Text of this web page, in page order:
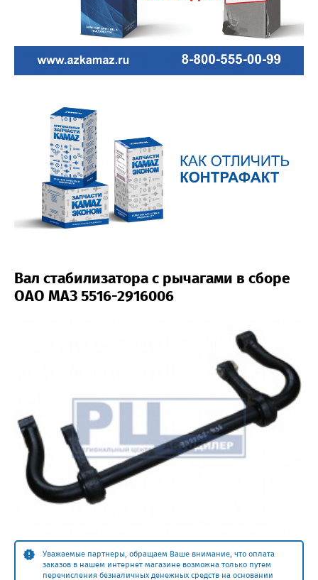
Вал стабилизатора с рычагами в сборе
ОАО МАЗ 5516-2916006
Уважаемые партнеры, обращаем Ваше внимание, что оплата
заказов в нашем интернет магазине возможна только путем
перечисления безналичных денежных средств на основании